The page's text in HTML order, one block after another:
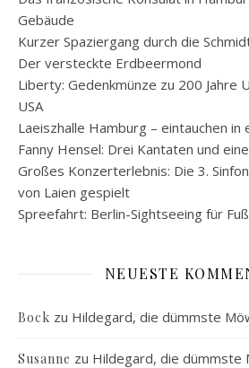
Gebäude
Kurzer Spaziergang durch die
Der versteckte Erdbeermond
Liberty: Gedenkmünze zu 200 Jahre
USA
Laeiszhalle Hamburg – eintauchen in
Fanny Hensel: Drei Kantaten und
Großes Konzerterlebnis: Die 3.
von Laien gespielt
Spreefahrt: Berlin-Sightseeing für
NEUESTE
Bock zu Hildegard, die dümmste
Susanne zu Hildegard, die dümmste